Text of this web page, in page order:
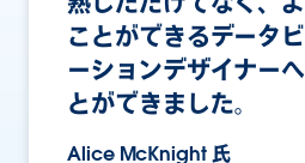
ことができるデータ
ーションデザイナー
とができました。
Alice McKnight 氏